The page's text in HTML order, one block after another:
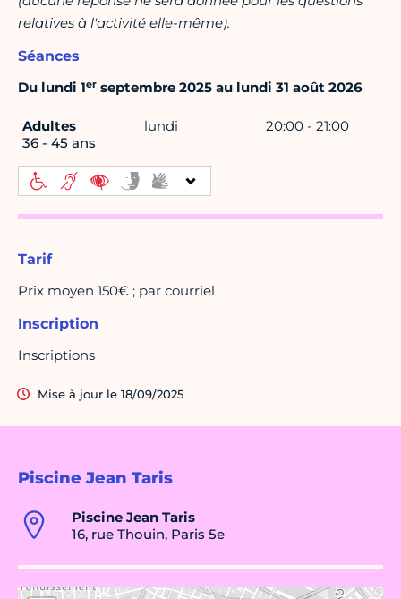
Piscine Jean Taris
Piscine Jean Taris
16, rue Thouin, Paris 5e
relatives à l'activité elle-même).
Séances
Du lundi 1er septembre 2025 au lundi 31 août 2026
Adultes
36 - 45 ans
lundi 20:00 - 21:00
Tarif
Prix moyen 150€ ; par courriel
Inscription
Inscriptions
Mise à jour le 18/09/2025